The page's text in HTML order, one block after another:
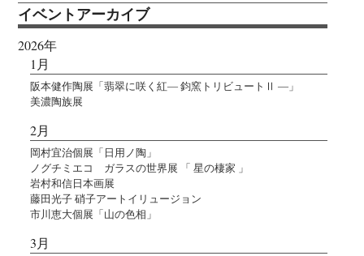
イベントアーカイブ
2026年
1月
阪本健作陶展「翡翠に咲く紅― 鈞窯トリビュートⅡ ―」
美濃陶族展
2月
岡村宜治個展「日用ノ陶」
ノグチミエコ ガラスの世界展 「 星の棲家 」
岩村和信日本画展
藤田光子 硝子アートイリュージョン
市川恵大個展「山の色相」
3月